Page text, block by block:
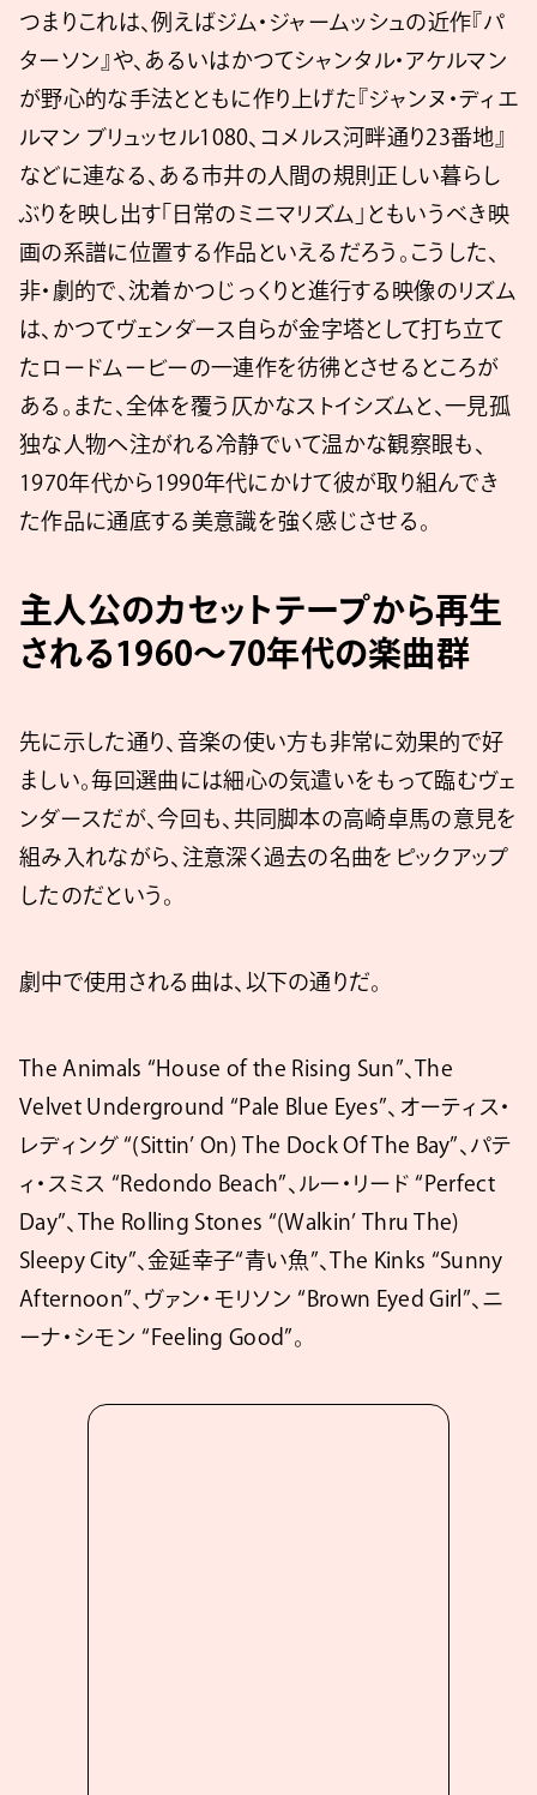
つまりこれは、例えばジム・ジャームッシュの近作『パ
ターソン』や、あるいはかつてシャンタル・アケルマン
が野心的な手法とともに作り上げた『ジャンヌ・ディエ
ルマン ブリュッセル1080、コメルス河畔通り23番地』
などに連なる、ある市井の人間の規則正しい暮らし
ぶりを映し出す「日常のミニマリズム」ともいうべき映
画の系譜に位置する作品といえるだろう。こうした、
非・劇的で、沈着かつじっくりと進行する映像のリズム
は、かつてヴェンダース自らが金字塔として打ち立て
たロードムービーの一連作を彷彿とさせるところが
ある。また、全体を覆う仄かなストイシズムと、一見孤
独な人物へ注がれる冷静でいて温かな観察眼も、
1970年代から1990年代にかけて彼が取り組んでき
た作品に通底する美意識を強く感じさせる。
主人公のカセットテープから再生
される1960〜70年代の楽曲群
先に示した通り、音楽の使い方も非常に効果的で好
ましい。毎回選曲には細心の気遣いをもって臨むヴェ
ンダースだが、今回も、共同脚本の高崎卓馬の意見を
組み入れながら、注意深く過去の名曲をピックアップ
したのだという。
劇中で使用される曲は、以下の通りだ。
The Animals “House of the Rising Sun”、The
Velvet Underground “Pale Blue Eyes”、オーティス・
レディング “(Sittin’ On) The Dock Of The Bay”、パテ
ィ・スミス “Redondo Beach”、ルー・リード “Perfect
Day”、The Rolling Stones “(Walkin’ Thru The)
Sleepy City”、金延幸子“青い魚”、The Kinks “Sunny
Afternoon”、ヴァン・モリソン “Brown Eyed Girl”、ニ
ーナ・シモン “Feeling Good”。